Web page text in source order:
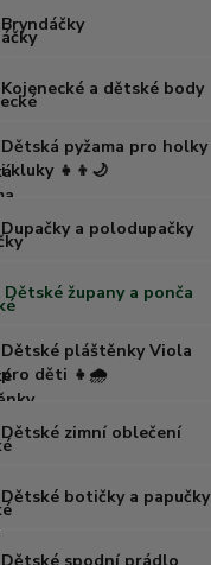
Bryndáčky
Kojenecké a dětské body
Dětská pyžama pro holky
i kluky 👧👦🌙
Dupačky a polodupačky
Dětské župany a ponča
Dětské pláštěnky Viola
pro děti 👧🌧️
Dětské zimní oblečení
Dětské botičky a papučky